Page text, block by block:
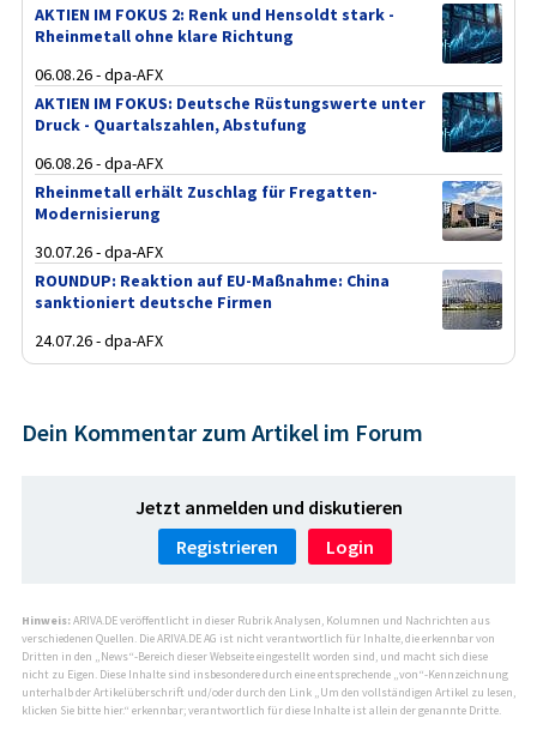
AKTIEN IM FOKUS 2: Renk und Hensoldt stark -
Rheinmetall ohne klare Richtung
06.08.26 - dpa-AFX
AKTIEN IM FOKUS: Deutsche Rüstungswerte unter
Druck - Quartalszahlen, Abstufung
06.08.26 - dpa-AFX
Rheinmetall erhält Zuschlag für Fregatten-
Modernisierung
30.07.26 - dpa-AFX
ROUNDUP: Reaktion auf EU-Maßnahme: China
sanktioniert deutsche Firmen
24.07.26 - dpa-AFX
Dein Kommentar zum Artikel im Forum
Jetzt anmelden und diskutieren
Registrieren
Login
Hinweis:ARIVA.DE veröffentlicht in dieser Rubrik Analysen, Kolumnen und Nachrichten aus
verschiedenen Quellen. Die ARIVA.DE AG ist nicht verantwortlich für Inhalte, die erkennbar von
Dritten in den „News“-Bereich dieser Webseite eingestellt worden sind, und macht sich diese
nicht zu Eigen. Diese Inhalte sind insbesondere durch eine entsprechende „von“-Kennzeichnung
unterhalb der Artikelüberschrift und/oder durch den Link „Um den vollständigen Artikel zu lesen,
klicken Sie bitte hier.“ erkennbar; verantwortlich für diese Inhalte ist allein der genannte Dritte.